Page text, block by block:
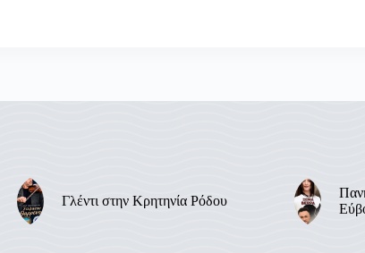
Γλέντι στην Κρητηνία Ρόδου